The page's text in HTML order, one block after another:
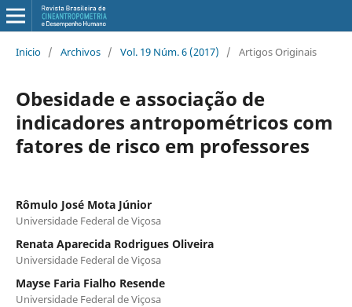
Inicio / Archivos / Vol. 19 Núm. 6 (2017) / Artigos Originais
Obesidade e associação de
indicadores antropométricos com
fatores de risco em professores
Rômulo José Mota Júnior
Universidade Federal de Viçosa
Renata Aparecida Rodrigues Oliveira
Universidade Federal de Viçosa
Mayse Faria Fialho Resende
Universidade Federal de Viçosa